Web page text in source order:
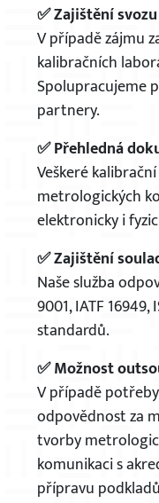
✅ Zajištění
V případě zájmu
kalibračních
Spolupracujeme
partnery.
✅ Přehledná
Veškeré
metrologických
elektronicky i
✅ Zajištění
Naše služba
9001, IATF 16949,
standardů.
✅ Možnost
V případě
odpovědnost za
tvorby
komunikaci s
přípravu